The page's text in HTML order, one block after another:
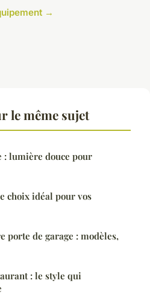
→
le même sujet
: lumière douce pour
choix idéal pour vos
porte de garage : modèles,
: le style qui